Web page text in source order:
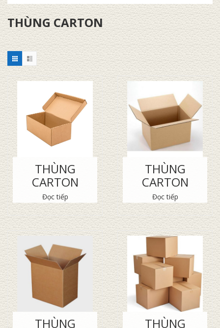
THÙNG CARTON
THÙNG
CARTON
Đọc tiếp
THÙNG
CARTON
Đọc tiếp
THÙNG
THÙNG